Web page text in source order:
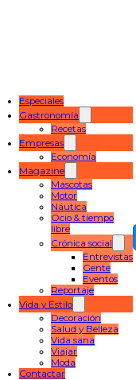
Especiales
Gastronomía
Recetas
Empresas
Economía
Magazine
Mascotas
Motor
Náutica
Ocio & tiempo
libre
Crónica social
Entrevistas
Gente
Eventos
Reportaje
Vida y Estilo
Decoración
Salud y Belleza
Vida sana
Viajar
Moda
Contactar